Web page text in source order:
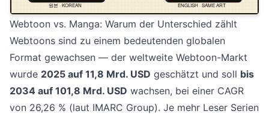
Webtoon vs. Manga: Warum der Unterschied zählt
Webtoons sind zu einem bedeutenden globalen
Format gewachsen — der weltweite Webtoon-Markt
wurde 2025 auf 11,8 Mrd. USD geschätzt und soll bis
2034 auf 101,8 Mrd. USD wachsen, bei einer CAGR
von 26,26 % (laut IMARC Group). Je mehr Leser Serien